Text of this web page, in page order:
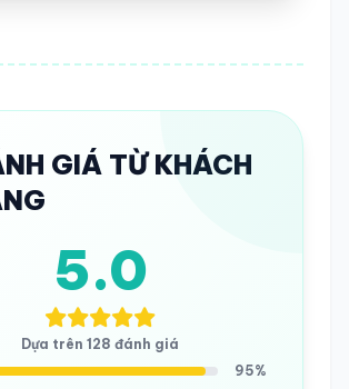
GIÁ TỪ KHÁCH
5.0
Dựa trên 128 đánh giá
95%